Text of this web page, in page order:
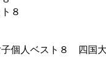
８
個人ベスト８ 四国